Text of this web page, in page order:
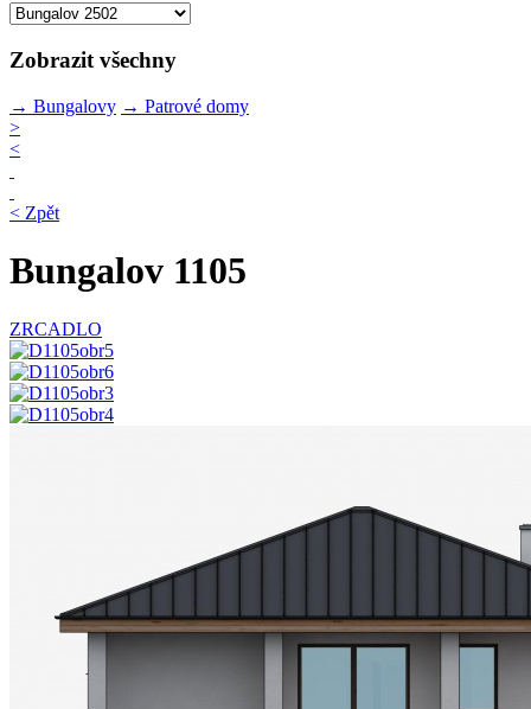
Zobrazit všechny
→ Bungalovy → Patrové domy
>
<
< Zpět
Bungalov 1105
ZRCADLO